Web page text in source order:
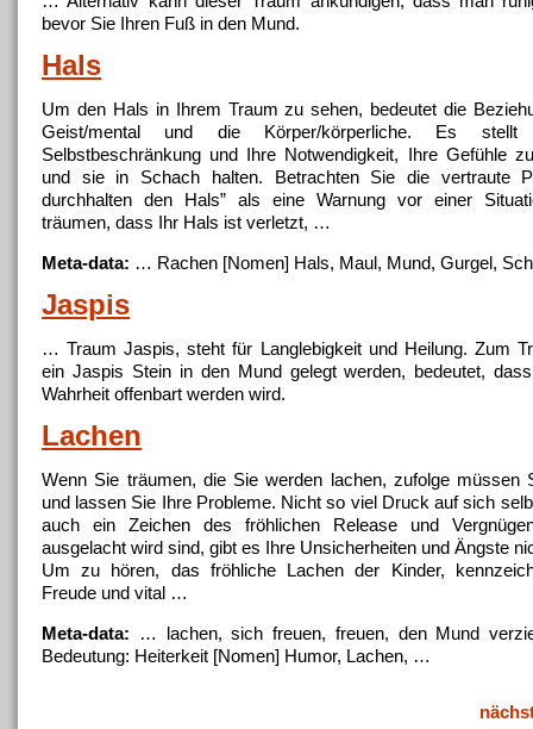
bevor Sie Ihren Fuß in den Mund.
Hals
Um den Hals in Ihrem Traum zu sehen, bedeutet die
Geist/mental und die Körper/körperliche. Es stellt
Selbstbeschränkung und Ihre Notwendigkeit, Ihre Gefühle
und sie in Schach halten. Betrachten Sie die vertraute
durchhalten den Hals” als eine Warnung vor einer
träumen, dass Ihr Hals ist verletzt, …
Meta-data: … Rachen [Nomen] Hals, Maul, Mund, Gurgel,
Jaspis
… Traum Jaspis, steht für Langlebigkeit und Heilung. Zum
ein Jaspis Stein in den Mundgelegt werden, bedeutet,
Wahrheit offenbart werden wird.
Lachen
Wenn Sie träumen, die Sie werden lachen, zufolge müssen
und lassen Sie Ihre Probleme. Nicht so viel Druck auf sich
auch ein Zeichen des fröhlichen Release und
ausgelacht wird sind, gibt es Ihre Unsicherheiten und Ängste
Um zu hören, das fröhliche Lachen der Kinder,
Freude und vital …
Meta-data: … lachen, sich freuen, freuen, den Mund
Bedeutung: Heiterkeit [Nomen] Humor, Lachen, …